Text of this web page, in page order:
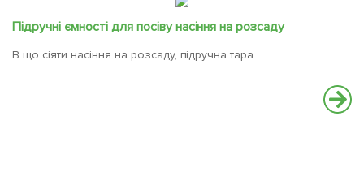
Підручні ємності для посіву насіння на розсаду
В що сіяти насіння на розсаду, підручна тара.